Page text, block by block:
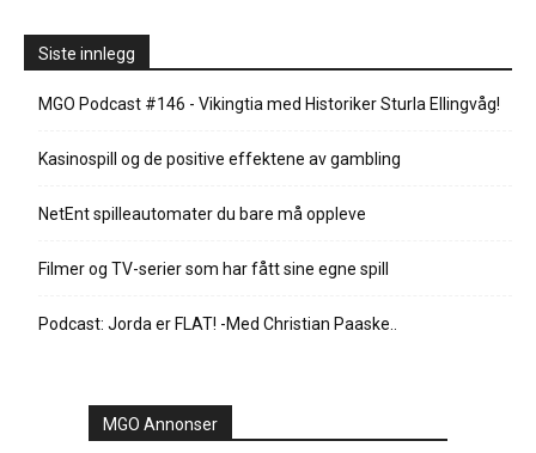
Siste innlegg
MGO Podcast #146 - Vikingtia med Historiker Sturla Ellingvåg!
Kasinospill og de positive effektene av gambling
NetEnt spilleautomater du bare må oppleve
Filmer og TV-serier som har fått sine egne spill
Podcast: Jorda er FLAT! -Med Christian Paaske..
MGO Annonser